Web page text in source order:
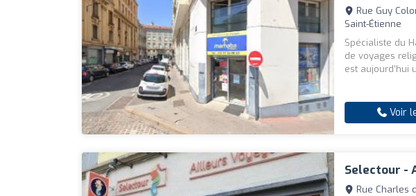
Rue Guy
Saint-Étienne
Spécialiste du
de voyages
est aujourd’hui
Voir
Selectour -
Rue Charles